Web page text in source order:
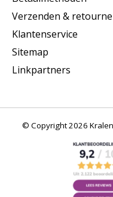
Verzenden &
Klantenservice
Sitemap
Linkpartners
© Copyright 2026